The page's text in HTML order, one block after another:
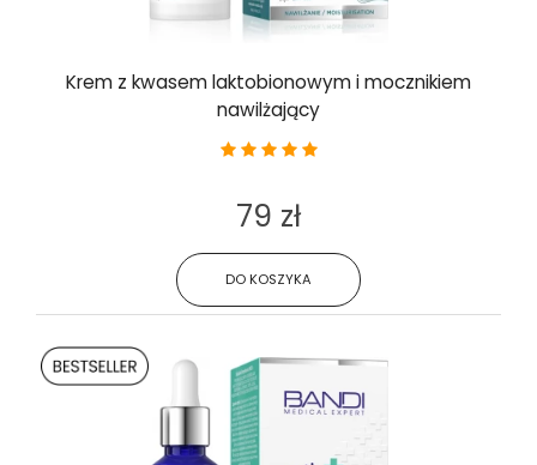
Krem z kwasem laktobionowym i mocznikiem
nawilżający
DO KOSZYKA
79 zł